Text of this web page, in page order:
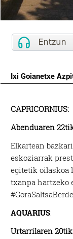
Ixi Goianetxe
CAPRICORNIUS:
Abenduaren
Elkartean
eskoziarrak
egitetik oilaskoa
txanpa hartzeko
AQUARIUS:
Urtarrilaren